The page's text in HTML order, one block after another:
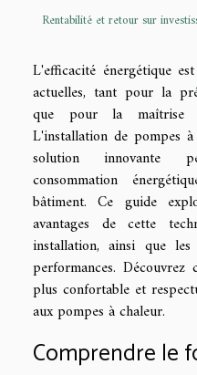
Rentabilité et retour sur
L'efficacité énergétique
actuelles, tant pour la
que pour la maîtrise
L'installation de pompes
solution innovante
consommation
bâtiment. Ce guide
avantages de cette
installation, ainsi que
performances.
plus confortable et
aux pompes à chaleur.
Comprendre le